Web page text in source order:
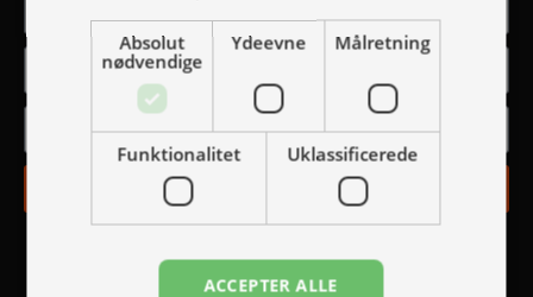
Absolut
nødvendige
Ydeevne Målretning
Funktionalitet Uklassificerede
ACCEPTER ALLE